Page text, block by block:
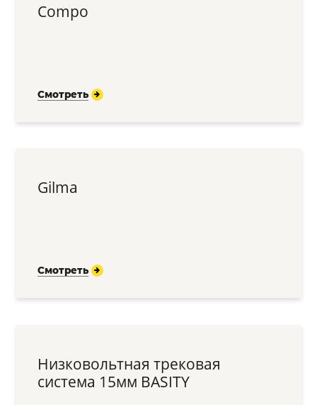
Compo
Смотреть
Gilma
Смотреть
Низковольтная трековая
система 15мм BASITY